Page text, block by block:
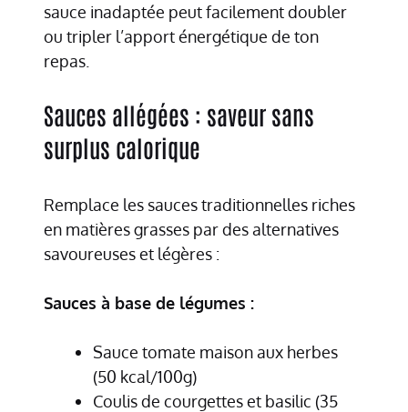
sauce inadaptée peut facilement doubler
ou tripler l’apport énergétique de ton
repas.
Sauces allégées : saveur sans
surplus calorique
Remplace les sauces traditionnelles riches
en matières grasses par des alternatives
savoureuses et légères :
Sauces à base de légumes :
Sauce tomate maison aux herbes
(50 kcal/100g)
Coulis de courgettes et basilic (35